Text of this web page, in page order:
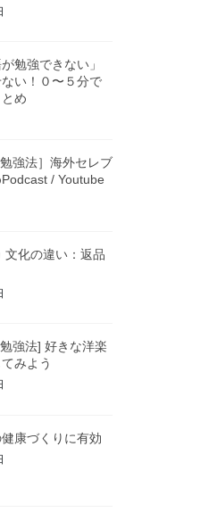
勉強できない」
い！０〜５分で
め
強法］海外セレブ
/ Youtube
文化の違い：返品
強法] 好きな洋楽
みよう
康づくりに有効